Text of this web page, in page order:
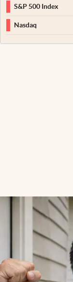
S&P 500 Index
Nasdaq